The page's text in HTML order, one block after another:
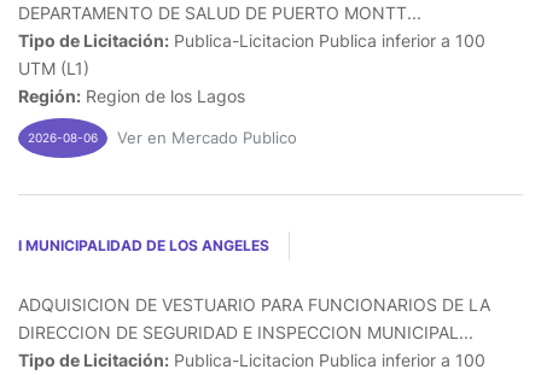
DEPARTAMENTO DE SALUD DE PUERTO MONTT...
Tipo de Licitación: Publica-Licitacion Publica inferior a 100
UTM (L1)
Región: Region de los Lagos
2026-08-06 Ver en Mercado Publico
I MUNICIPALIDAD DE LOS ANGELES
ADQUISICION DE VESTUARIO PARA FUNCIONARIOS DE LA
DIRECCION DE SEGURIDAD E INSPECCION MUNICIPAL...
Tipo de Licitación: Publica-Licitacion Publica inferior a 100